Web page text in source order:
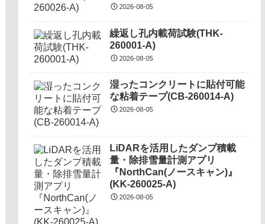
2026-08-05
繰返し孔内載荷試験(THK-
260001-A)
2026-08-05
湿ったコンクリートに貼付可能
な粘着テープ(CB-260014-A)
2026-08-05
LiDARを活用したダンプ積載
量・除排雪量計測アプリ
『NorthCan(ノースキャン)』
(KK-260025-A)
2026-08-05